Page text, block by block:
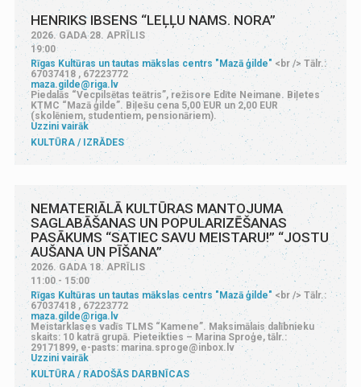
HENRIKS IBSENS “LEĻĻU NAMS. NORA”
2026. GADA 28. APRĪLIS
19:00
Rīgas Kultūras un tautas mākslas centrs "Mazā ģilde" <br /> Tālr.:
67037418 , 67223772
maza.gilde@riga.lv
Piedalās “Vecpilsētas teātris”, režisore Edīte Neimane. Biļetes
KTMC “Mazā ģilde”. Biļešu cena 5,00 EUR un 2,00 EUR
(skolēniem, studentiem, pensionāriem).
Uzzini vairāk
KULTŪRA
IZRĀDES
NEMATERIĀLĀ KULTŪRAS MANTOJUMA
SAGLABĀŠANAS UN POPULARIZĒŠANAS
PASĀKUMS “SATIEC SAVU MEISTARU!” “JOSTU
AUŠANA UN PĪŠANA”
2026. GADA 18. APRĪLIS
11:00 - 15:00
Rīgas Kultūras un tautas mākslas centrs "Mazā ģilde" <br /> Tālr.:
67037418 , 67223772
maza.gilde@riga.lv
Meistarklases vadīs TLMS “Kamene”. Maksimālais dalībnieku
skaits: 10 katrā grupā. Pieteikties – Marina Sproģe, tālr.:
29171899, e-pasts: marina.sproge@inbox.lv
Uzzini vairāk
KULTŪRA
RADOŠĀS DARBNĪCAS